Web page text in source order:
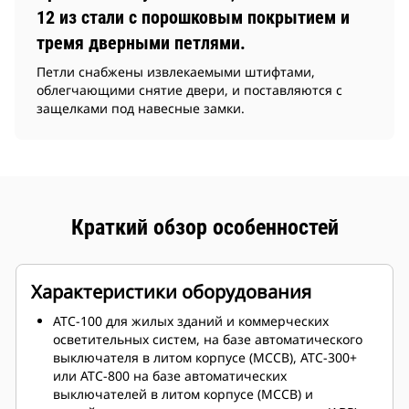
12 из стали с порошковым покрытием и
тремя дверными петлями.
Петли снабжены извлекаемыми штифтами,
облегчающими снятие двери, и поставляются с
защелками под навесные замки.
Краткий обзор особенностей
Характеристики оборудования
ATC-100 для жилых зданий и коммерческих
осветительных систем, на базе автоматического
выключателя в литом корпусе (MCCB), ATC-300+
или ATC-800 на базе автоматических
выключателей в литом корпусе (MCCB) и